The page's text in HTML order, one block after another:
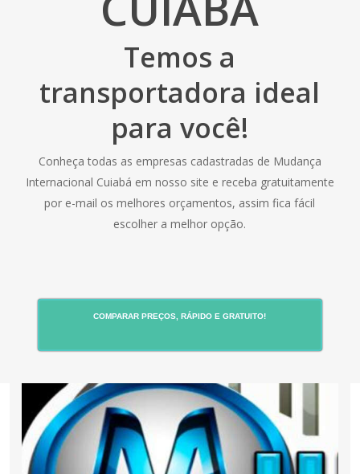
Temos a
transportadora ideal
para você!
Conheça todas as empresas cadastradas de Mudança
Internacional Cuiabá em nosso site e receba gratuitamente
por e-mail os melhores orçamentos, assim fica fácil
escolher a melhor opção.
COMPARAR PREÇOS, RÁPIDO E GRATUITO!